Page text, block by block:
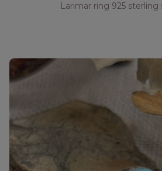
Larimar ring 925 sterling